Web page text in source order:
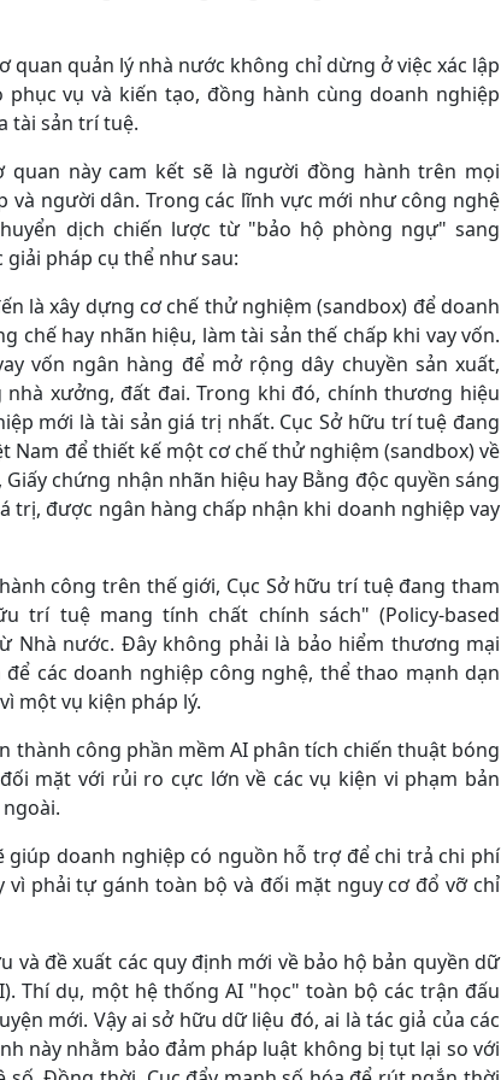
quan quản lý nhà nước không chỉ dừng ở việc xác lập
vụ và kiến tạo, đồng hành cùng doanh nghiệp
tài sản trí tuệ.
quan này cam kết sẽ là người đồng hành trên mọi
và người dân. Trong các lĩnh vực mới như công nghệ
dịch chiến lược từ "bảo hộ phòng ngự" sang
pháp cụ thể như sau:
là xây dựng cơ chế thử nghiệm (sandbox) để doanh
chế hay nhãn hiệu, làm tài sản thế chấp khi vay vốn.
vốn ngân hàng để mở rộng dây chuyền sản xuất,
xưởng, đất đai. Trong khi đó, chính thương hiệu
mới là tài sản giá trị nhất. Cục Sở hữu trí tuệ đang
Nam để thiết kế một cơ chế thử nghiệm (sandbox) về
chứng nhận nhãn hiệu hay Bằng độc quyền sáng
trị, được ngân hàng chấp nhận khi doanh nghiệp vay
công trên thế giới, Cục Sở hữu trí tuệ đang tham
trí tuệ mang tính chất chính sách" (Policy-based
Nhà nước. Đây không phải là bảo hiểm thương mại
các doanh nghiệp công nghệ, thể thao mạnh dạn
một vụ kiện pháp lý.
thành công phần mềm AI phân tích chiến thuật bóng
mặt với rủi ro cực lớn về các vụ kiện vi phạm bản
giúp doanh nghiệp có nguồn hỗ trợ để chi trả chi phí
phải tự gánh toàn bộ và đối mặt nguy cơ đổ vỡ chỉ
và đề xuất các quy định mới về bảo hộ bản quyền dữ
Thí dụ, một hệ thống AI "học" toàn bộ các trận đấu
mới. Vậy ai sở hữu dữ liệu đó, ai là tác giả của các
này nhằm bảo đảm pháp luật không bị tụt lại so với